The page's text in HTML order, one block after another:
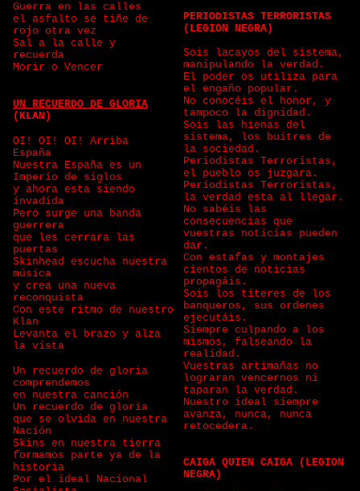
Guerra en las calles
el asfalto se tiñe de
rojo otra vez
Sal a la calle y
recuerda
Morir o Vencer
UN RECUERDO DE GLORIA
(KLAN)
OI! OI! OI! Arriba
España
Nuestra España es un
Imperio de siglos
y ahora esta siendo
invadida
Pero surge una banda
guerrera
que les cerrara las
puertas
Skinhead escucha nuestra
música
y crea una nueva
reconquista
Con este ritmo de nuestro
Klan
Levanta el brazo y alza
la vista
Un recuerdo de gloria
comprendemos
en nuestra canción
Un recuerdo de gloria
que se olvida en nuestra
Nación
Skins en nuestra tierra
formamos parte ya de la
historia
Por el ideal Nacional
PERIODISTAS TERRORISTAS
(LEGION NEGRA)
Sois lacayos del sistema,
manipulando la verdad.
El poder os utiliza para
el engaño popular.
No conocéis el honor, y
tampoco la dignidad.
Sois las hienas del
sistema, los buitres de
la sociedad.
Periodistas Terroristas,
el pueblo os juzgara.
Periodistas Terroristas,
la verdad esta al llegar.
No sabéis las
consecuencias que
vuestras noticias pueden
dar.
Con estafas y montajes
cientos de noticias
propagáis.
Sois los títeres de los
banqueros, sus ordenes
ejecutáis.
Siempre culpando a los
mismos, falseando la
realidad.
Vuestras artimañas no
lograran vencernos ni
taparan la verdad.
Nuestro ideal siempre
avanza, nunca, nunca
retocedera.
CAIGA QUIEN CAIGA (LEGION
NEGRA)